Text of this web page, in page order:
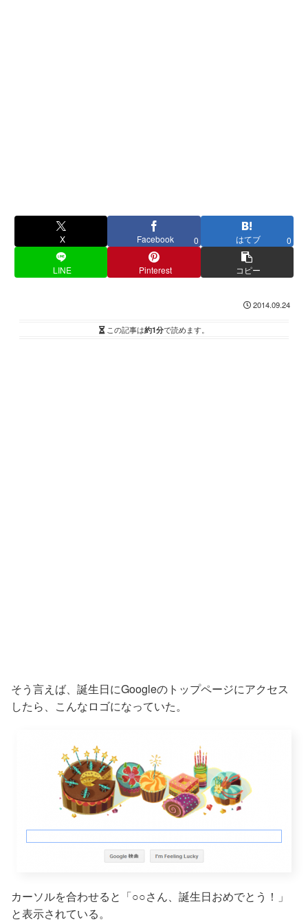
X Facebook 0 はてブ 0
LINE Pinterest コピー
2014.09.24
この記事は約1分で読めます。
そう言えば、誕生日にGoogleのトップページにアクセス
したら、こんなロゴになっていた。
カーソルを合わせると「○○さん、誕生日おめでとう！」
と表示されている。